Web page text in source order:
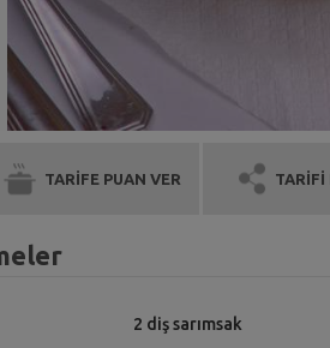
TARİFE PUAN VER TARİFİ
2 diş sarımsak